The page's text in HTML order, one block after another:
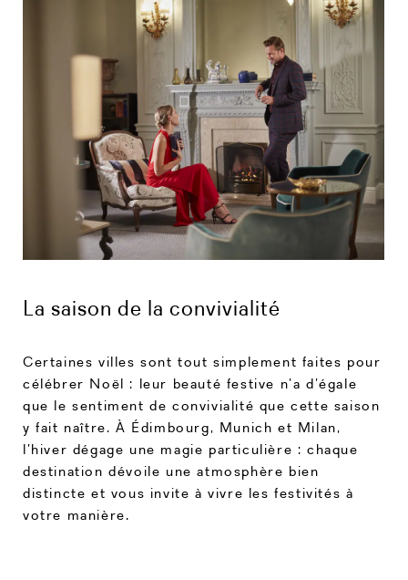
La saison de la convivialité
Certaines villes sont tout simplement faites pour
célébrer Noël : leur beauté festive n’a d’égale
que le sentiment de convivialité que cette saison
y fait naître. À Édimbourg, Munich et Milan,
l’hiver dégage une magie particulière : chaque
destination dévoile une atmosphère bien
distincte et vous invite à vivre les festivités à
votre manière.